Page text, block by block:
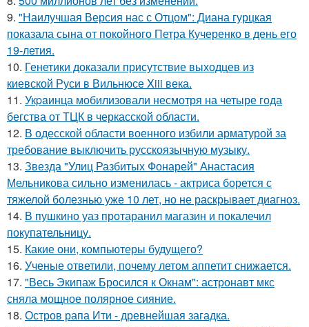
9. "Наилучшая Версия нас с Отцом": Диана гурцкая
показала сына от покойного Петра Кучеренко в день его
19-летия.
10. Генетики доказали присутствие выходцев из
киевской Руси в Вильнюсе Xiii века.
11. Укpaинца мобилизовали несмотря на четыре года
бегства от ТЦК в черкасской области.
12. В одесской области военного избили арматурой за
требование выключить русскоязычную музыку.
13. Звезда "Улиц Разбитых Фонарей" Анастасия
Мельникова сильно изменилась - актриса борется с
тяжелой болезнью уже 10 лет, но не раскрывает диагноз.
14. В пушкино уаз протаранил магазин и покалечил
покупательницу.
15. Какие они, компьютеры будущего?
16. Ученые ответили, почему летом аппетит снижается.
17. "Весь Экипаж Бросился к Окнам": астронавт мкс
сняла мощное полярное сияние.
18. Остров рапа Ити - древнейшая загадка.